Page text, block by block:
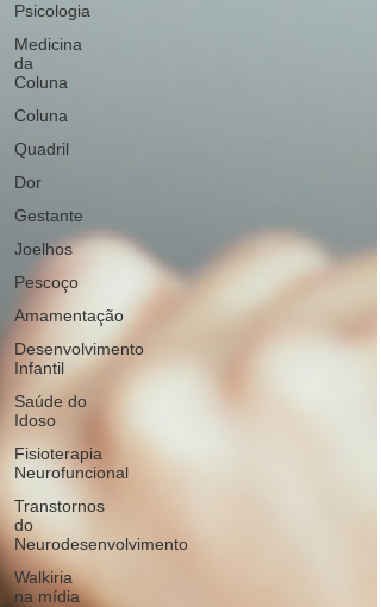
Psicologia
Medicina
da
Coluna
Coluna
Quadril
Dor
Gestante
Joelhos
Pescoço
Amamentação
Desenvolvimento
Infantil
Saúde do
Idoso
Fisioterapia
Neurofuncional
Transtornos
do
Neurodesenvolvimento
Walkiria
na mídia